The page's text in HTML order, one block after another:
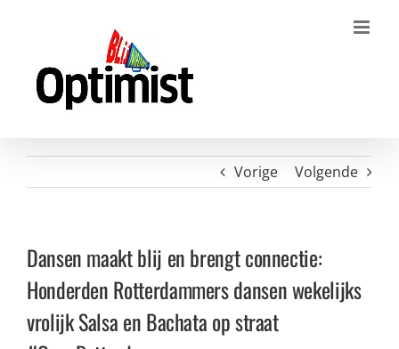
Vorige Volgende
Dansen maakt blij en brengt connectie:
Honderden Rotterdammers dansen wekelijks
vrolijk Salsa en Bachata op straat